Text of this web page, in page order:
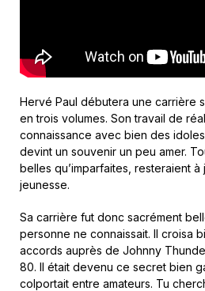
Hervé Paul débutera une carrière
en trois volumes. Son travail de
connaissance avec bien des
devint un souvenir un peu amer.
belles qu’imparfaites, resteraient à
jeunesse.
Sa carrière fut donc sacrément
personne ne connaissait. Il croisa
accords auprès de Johnny
80. Il était devenu ce secret bien
colportait entre amateurs. Tu